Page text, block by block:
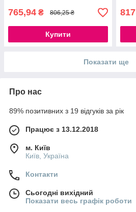
765,94 ₴ 806,25 ₴
Купити
817
Показати ще
Про нас
89% позитивних з 19 відгуків за рік
Працює з 13.12.2018
м. Київ
Київ, Україна
Контакти
Сьогодні вихідний
Показати весь графік роботи